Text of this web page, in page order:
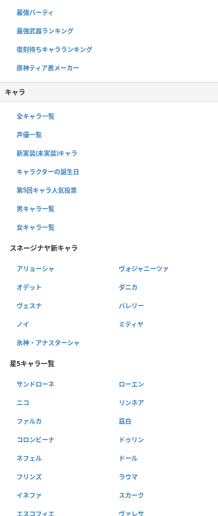
最強パーティ
最強武器ランキング
復刻待ちキャラランキング
原神ティア表メーカー
キャラ
全キャラ一覧
声優一覧
新実装(未実装)キャラ
キャラクターの誕生日
第5回キャラ人気投票
男キャラ一覧
女キャラ一覧
スネージナヤ新キャラ
アリョーシャ ヴォジャニーツァ
オデット ダニカ
ヴェスナ バレリー
ノイ ミティヤ
氷神・アナスターシャ
星5キャラ一覧
サンドローネ ローエン
ニコ リンネア
ファルカ 茲白
コロンビーナ ドゥリン
ネフェル ドール
フリンズ ラウマ
イネファ スカーク
エスコフィエ ヴァレサ